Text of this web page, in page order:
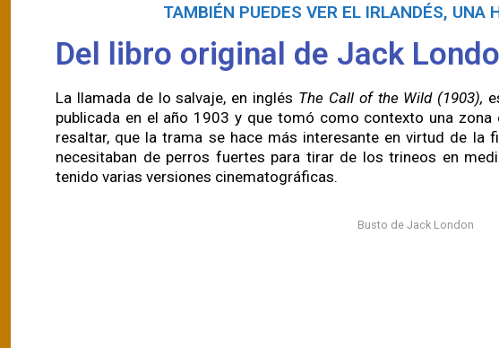
TAMBIÉN PUEDES VER EL IRLANDÉS, UNA
Del libro original de Jack
La llamada de lo salvaje, en inglés The Call of the Wild (1903),
publicada en el año 1903 y que tomó como contexto una zona
resaltar, que la trama se hace más interesante en virtud de la
necesitaban de perros fuertes para tirar de los trineos en
tenido varias versiones cinematográficas.
Busto de Jack London